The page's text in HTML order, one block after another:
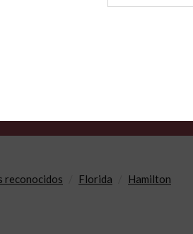
reconocidos Florida Hamilton